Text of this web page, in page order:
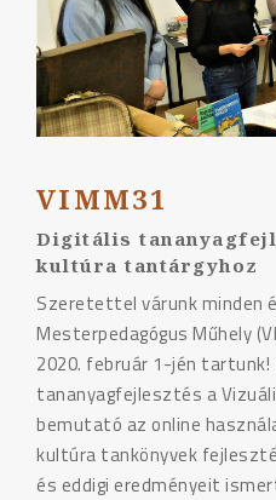
VIMM31
Digitális
kultúra tantárgyhoz
Szeretettel várunk minden
Mesterpedagógus Műhely
2020. február 1-jén tartunk!
tananyagfejlesztés a
bemutató az online
kultúra tankönyvek
és eddigi eredményeit